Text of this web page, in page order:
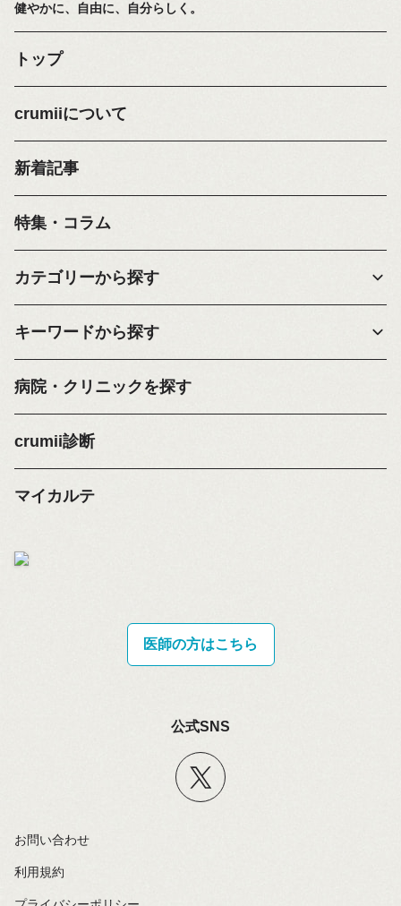
健やかに、自由に、自分らしく。
トップ
crumiiについて
新着記事
特集・コラム
カテゴリーから探す
キーワードから探す
病院・クリニックを探す
crumii診断
マイカルテ
医師の方はこちら
公式SNS
お問い合わせ
利用規約